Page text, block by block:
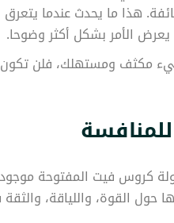
هذا ما يحدث عندما
الأمر بشكل أكثر وضوحا.
مكثف ومستهلك، فلن تكون
كروس فيت المفتوحة
القوة، واللياقة،